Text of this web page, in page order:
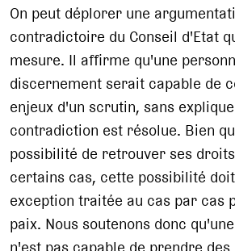
On peut déplorer une
contradictoire du Conseil d'Etat
mesure. Il affirme qu'une
discernement serait capable de
enjeux d'un scrutin, sans
contradiction est résolue. Bien
possibilité de retrouver ses
certains cas, cette possibilité
exception traitée au cas par cas
paix. Nous soutenons donc